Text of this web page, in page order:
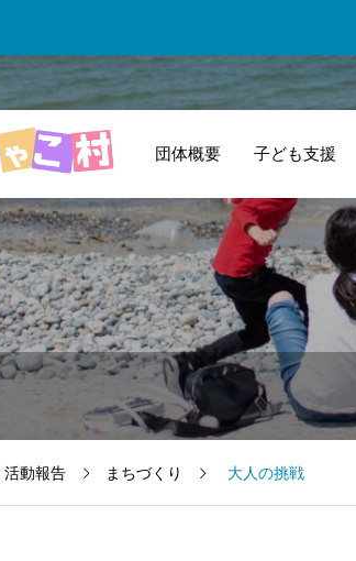
団体概要 子ども支援
に商品開発と
新たな挑戦を
た！
活動報告 まちづくり 大人の挑戦